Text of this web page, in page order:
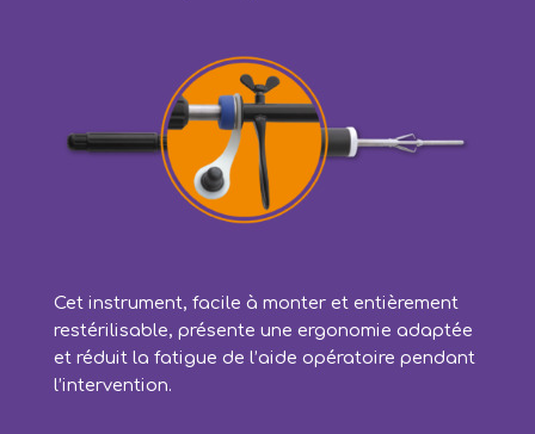
Cet instrument, facile à monter et entièrement
restérilisable, présente une ergonomie adaptée
et réduit la fatigue de l’aide opératoire pendant
l’intervention.